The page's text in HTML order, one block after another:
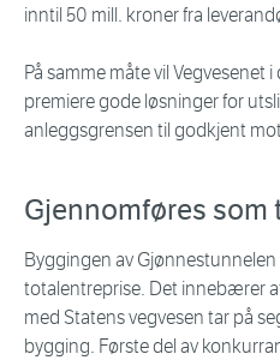
inntil 50 mill. kroner fra
På samme måte vil Vegvesenet
premiere gode løsninger for
anleggsgrensen til godkjent
Gjennomføres som
Byggingen av
totalentreprise. Det innebærer
med Statens vegvesen tar på
bygging. Første del av